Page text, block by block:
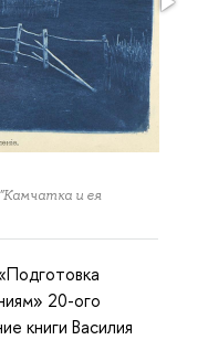
и ея
20-ого
книги Василия